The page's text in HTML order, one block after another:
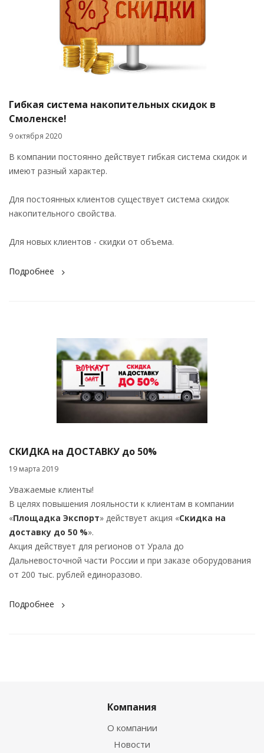
Гибкая система накопительных скидок в
Смоленске!
9 октября 2020
В компании постоянно действует гибкая система скидок и
имеют разный характер.
Для постоянных клиентов существует система скидок
накопительного свойства.
Для новых клиентов - скидки от объема.
Подробнее
СКИДКА на ДОСТАВКУ до 50%
19 марта 2019
Уважаемые клиенты!
В целях повышения лояльности к клиентам в компании
«Площадка Экспорт» действует акция «Скидка на
доставку до 50 %».
Акция действует для регионов от Урала до
Дальневосточной части России и при заказе оборудования
от 200 тыс. рублей единоразово.
Подробнее
Компания
О компании
Новости